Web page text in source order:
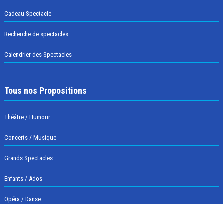
Cadeau Spectacle
Recherche de spectacles
Calendrier des Spectacles
Tous nos Propositions
Théâtre / Humour
Concerts / Musique
Grands Spectacles
Enfants / Ados
Opéra / Danse